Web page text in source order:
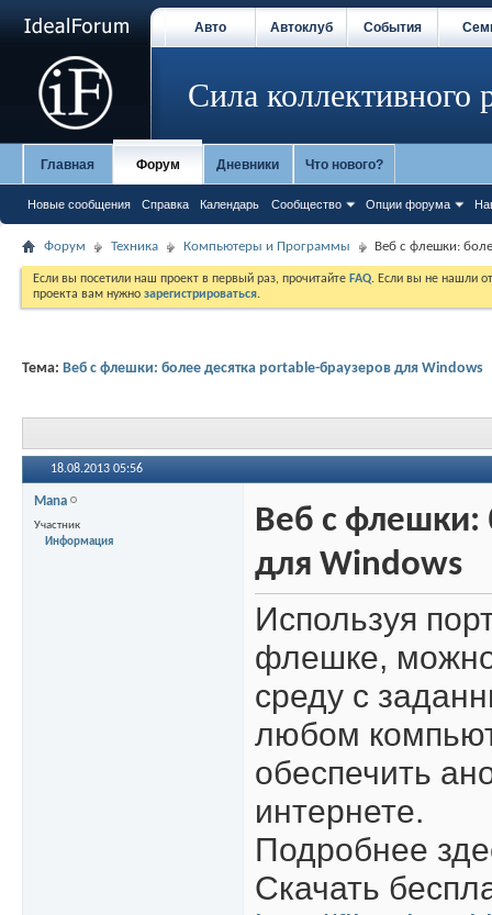
Авто Автоклуб События
Сила коллективного
Главная Форум
Новые сообщения Справка Календарь Сообщество Опции форума
Дневники Что нового?
Форум Техника Компьютеры и Программы Веб с флешки:
Если вы посетили наш проект в первый раз, прочитайте FAQ. Если вы не нашли
проекта вам нужно зарегистрироваться.
Тема: Веб с флешки: более десятка portable-браузеров для Windows
18.08.2013 05:56
Mana
Участник
Информация
Веб с флешки:
для Windows
Используя
флешке,
среду с
любом
обеспечить
интернете.
Подробнее
Скачать